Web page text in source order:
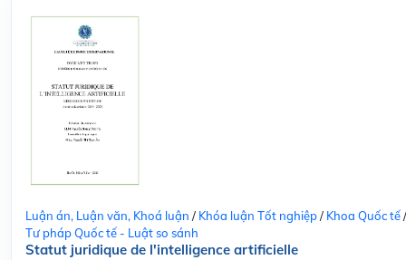
Luận án, Luận văn, Khoá luận / Khóa luận Tốt nghiệp/ Khoa Quốc tế/
Tư pháp Quốc tế - Luật so sánh
Statut juridique de l'intelligence artificielle